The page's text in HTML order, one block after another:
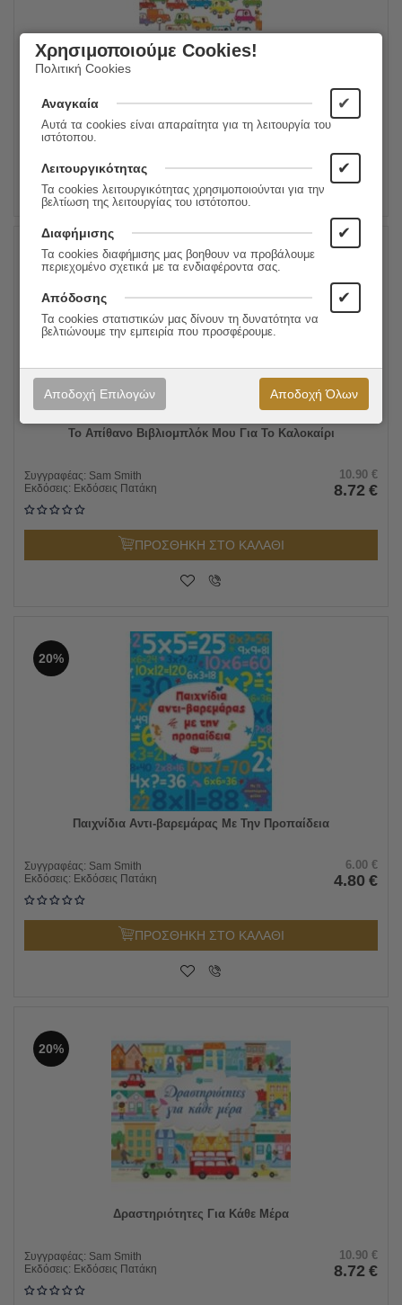
100 Παιχνίδια Για Ευχάριστες Ώρες Στο Αυτοκίνητο
Εκδόσεις:
Μεταίχμιο 7.05
20%
Το Απίθανο Βιβλιομπλόκ Μου Για Το Καλοκαίρι
Συγγραφέας: Sam Smith
Εκδόσεις: Εκδόσεις Πατάκη
10.90 €
8.72 €
ΠΡΟΣΘΗΚΗ ΣΤΟ ΚΑΛΑΘΙ
20%
Παιχνίδια Αντι-βαρεμάρας Με Την Προπαίδεια
Συγγραφέας: Sam Smith
Εκδόσεις: Εκδόσεις Πατάκη
6.00 €
4.80 €
ΠΡΟΣΘΗΚΗ ΣΤΟ ΚΑΛΑΘΙ
20%
Δραστηριότητες Για Κάθε Μέρα
Συγγραφέας: Sam Smith
Εκδόσεις: Εκδόσεις Πατάκη
10.90 €
8.72 €
Χρησιμοποιούμε Cookies!
Πολιτική Cookies
Αναγκαία ✔
Αυτά τα cookies είναι απαραίτητα για τη λειτουργία του
ιστότοπου.
Λειτουργικότητας ✔
Τα cookies λειτουργικότητας χρησιμοποιούνται για την
βελτίωση της λειτουργίας του ιστότοπου.
Διαφήμισης ✔
Τα cookies διαφήμισης μας βοηθουν να προβάλουμε
περιεχομένο σχετικά με τα ενδιαφέροντα σας.
Απόδοσης ✔
Τα cookies στατιστικών μας δίνουν τη δυνατότητα να
βελτιώνουμε την εμπειρία που προσφέρουμε.
Αποδοχή Επιλογών Αποδοχή Όλων